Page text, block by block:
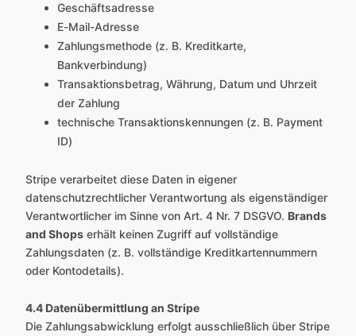
Geschäftsadresse
E-Mail-Adresse
Zahlungsmethode (z. B. Kreditkarte,
Bankverbindung)
Transaktionsbetrag, Währung, Datum und Uhrzeit
der Zahlung
technische Transaktionskennungen (z. B. Payment
ID)
Stripe verarbeitet diese Daten in eigener
datenschutzrechtlicher Verantwortung als eigenständiger
Verantwortlicher im Sinne von Art. 4 Nr. 7 DSGVO. Brands
and Shops erhält keinen Zugriff auf vollständige
Zahlungsdaten (z. B. vollständige Kreditkartennummern
oder Kontodetails).
4.4 Datenübermittlung an Stripe
Die Zahlungsabwicklung erfolgt ausschließlich über Stripe